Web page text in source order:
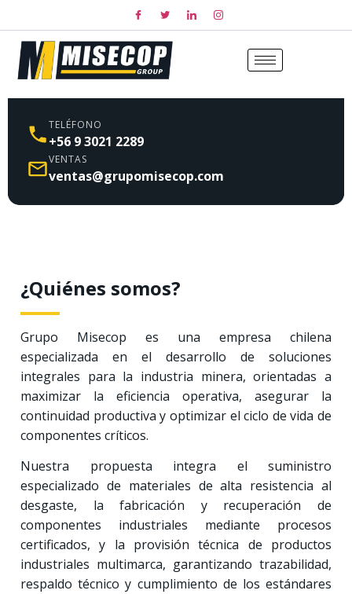
TELÉFONO
+56 9 3021 2289
VENTAS
ventas@grupomisecop.com
¿Quiénes somos?
Grupo Misecop es una empresa chilena
especializada en el desarrollo de soluciones
integrales para la industria minera, orientadas a
maximizar la eficiencia operativa, asegurar la
continuidad productiva y optimizar el ciclo de vida de
componentes críticos.
Nuestra propuesta integra el suministro
especializado de materiales de alta resistencia al
desgaste, la fabricación y recuperación de
componentes industriales mediante procesos
certificados, y la provisión técnica de productos
industriales multimarca, garantizando trazabilidad,
respaldo técnico y cumplimiento de los estándares